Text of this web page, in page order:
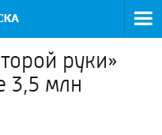
руки»
3,5 млн